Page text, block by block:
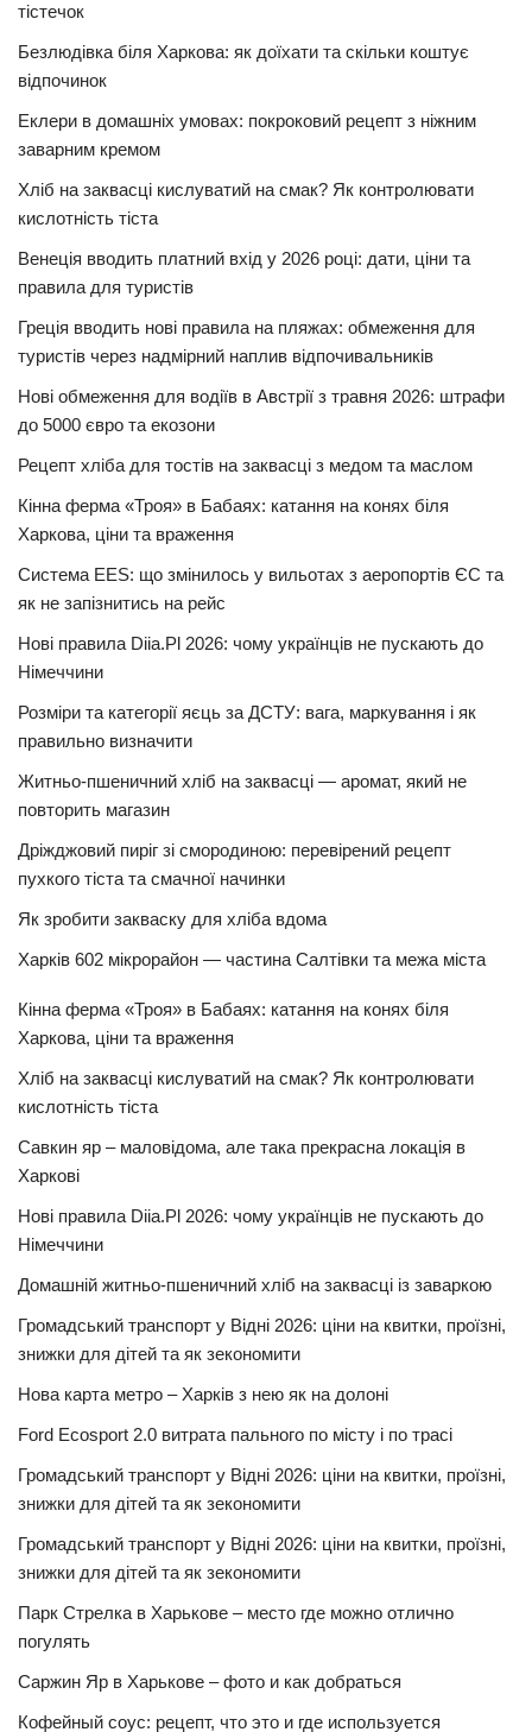
тістечок
Безлюдівка біля Харкова: як доїхати та скільки коштує
відпочинок
Еклери в домашніх умовах: покроковий рецепт з ніжним
заварним кремом
Хліб на заквасці кислуватий на смак? Як контролювати
кислотність тіста
Венеція вводить платний вхід у 2026 році: дати, ціни та
правила для туристів
Греція вводить нові правила на пляжах: обмеження для
туристів через надмірний наплив відпочивальників
Нові обмеження для водіїв в Австрії з травня 2026: штрафи
до 5000 євро та екозони
Рецепт хліба для тостів на заквасці з медом та маслом
Кінна ферма «Троя» в Бабаях: катання на конях біля
Харкова, ціни та враження
Система EES: що змінилось у вильотах з аеропортів ЄС та
як не запізнитись на рейс
Нові правила Diia.Pl 2026: чому українців не пускають до
Німеччини
Розміри та категорії яєць за ДСТУ: вага, маркування і як
правильно визначити
Житньо-пшеничний хліб на заквасці — аромат, який не
повторить магазин
Дріжджовий пиріг зі смородиною: перевірений рецепт
пухкого тіста та смачної начинки
Як зробити закваску для хліба вдома
Харків 602 мікрорайон — частина Салтівки та межа міста
Кінна ферма «Троя» в Бабаях: катання на конях біля
Харкова, ціни та враження
Хліб на заквасці кислуватий на смак? Як контролювати
кислотність тіста
Савкин яр – маловідома, але така прекрасна локація в
Харкові
Нові правила Diia.Pl 2026: чому українців не пускають до
Німеччини
Домашній житньо-пшеничний хліб на заквасці із заваркою
Громадський транспорт у Відні 2026: ціни на квитки, проїзні,
знижки для дітей та як зекономити
Нова карта метро – Харків з нею як на долоні
Ford Ecosport 2.0 витрата пального по місту і по трасі
Громадський транспорт у Відні 2026: ціни на квитки, проїзні,
знижки для дітей та як зекономити
Громадський транспорт у Відні 2026: ціни на квитки, проїзні,
знижки для дітей та як зекономити
Парк Стрелка в Харькове – место где можно отлично
погулять
Саржин Яр в Харькове – фото и как добраться
Кофейный соус: рецепт, что это и где используется